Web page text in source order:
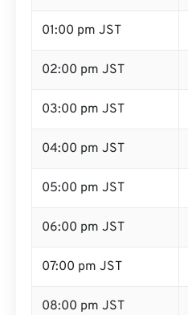
01:00 pm JST
02:00 pm JST
03:00 pm JST
04:00 pm JST
05:00 pm JST
06:00 pm JST
07:00 pm JST
08:00 pm JST